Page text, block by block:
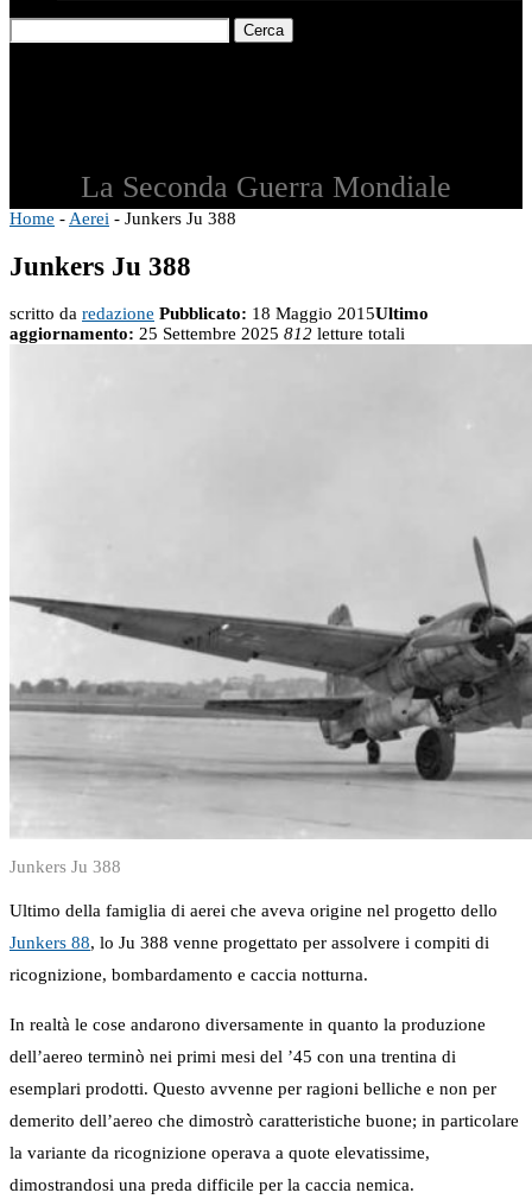
Cerca
La Seconda Guerra Mondiale
Home - Aerei - Junkers Ju 388
Junkers Ju 388
scritto da redazione Pubblicato: 18 Maggio 2015Ultimo
aggiornamento: 25 Settembre 2025 812 letture totali
Junkers Ju 388
Ultimo della famiglia di aerei che aveva origine nel progetto dello
Junkers 88, lo Ju 388 venne progettato per assolvere i compiti di
ricognizione, bombardamento e caccia notturna.
In realtà le cose andarono diversamente in quanto la produzione
dell’aereo terminò nei primi mesi del ’45 con una trentina di
esemplari prodotti. Questo avvenne per ragioni belliche e non per
demerito dell’aereo che dimostrò caratteristiche buone; in particolare
la variante da ricognizione operava a quote elevatissime,
dimostrandosi una preda difficile per la caccia nemica.